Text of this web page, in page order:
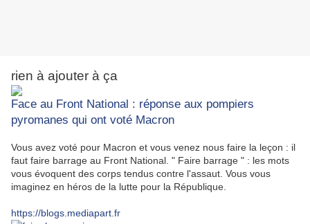
rien à ajouter à ça
Face au Front National : réponse aux pompiers
pyromanes qui ont voté Macron
Vous avez voté pour Macron et vous venez nous faire la leçon : il
faut faire barrage au Front National. " Faire barrage " : les mots
vous évoquent des corps tendus contre l'assaut. Vous vous
imaginez en héros de la lutte pour la République.
https://blogs.mediapart.fr